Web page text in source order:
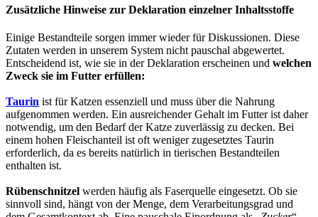
Zusätzliche Hinweise zur Deklaration einzelner Inhaltsstoffe
Einige Bestandteile sorgen immer wieder für Diskussionen. Diese
Zutaten werden in unserem System nicht pauschal abgewertet.
Entscheidend ist, wie sie in der Deklaration erscheinen und welchen
Zweck sie im Futter erfüllen:
Taurin ist für Katzen essenziell und muss über die Nahrung
aufgenommen werden. Ein ausreichender Gehalt im Futter ist daher
notwendig, um den Bedarf der Katze zuverlässig zu decken. Bei
einem hohen Fleischanteil ist oft weniger zugesetztes Taurin
erforderlich, da es bereits natürlich in tierischen Bestandteilen
enthalten ist.
Rübenschnitzel werden häufig als Faserquelle eingesetzt. Ob sie
sinnvoll sind, hängt von der Menge, dem Verarbeitungsgrad und